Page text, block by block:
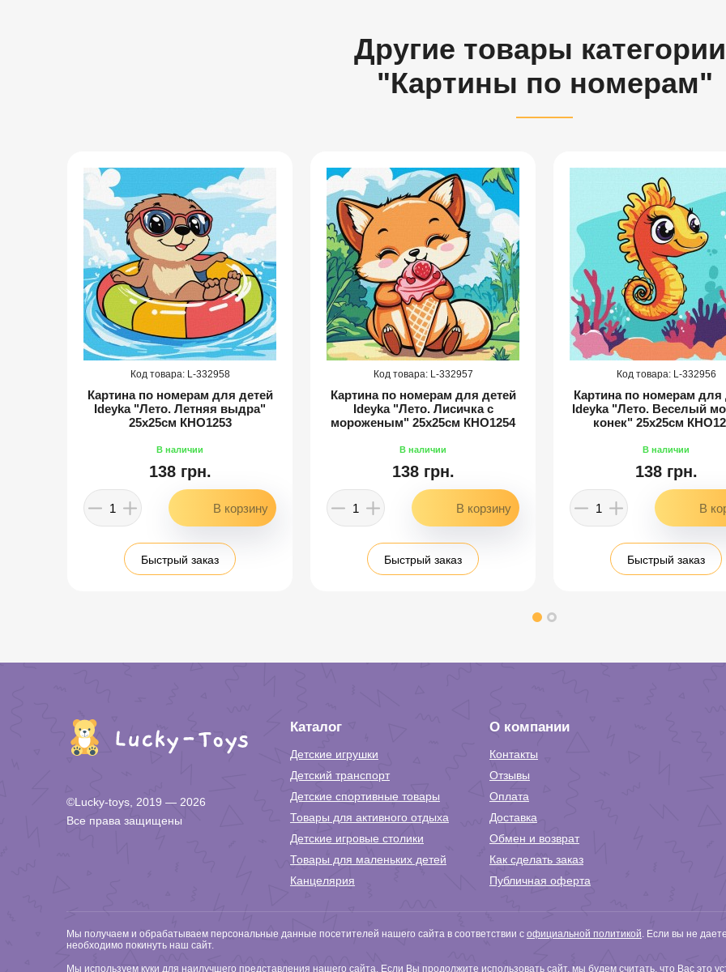
Другие товары
"Картины по номерам"
332958
Картина по номерам для детей
Ideyka "Лето. Летняя выдра"
25х25см КНО1253
138 грн.
Быстрый заказ
332957
Картина по номерам для детей
Ideyka "Лето. Лисичка с
мороженым" 25х25см КНО1254
138 грн.
Быстрый заказ
332956
Картина по номерам для
Ideyka "Лето. Веселый
конек" 25х25см
138 грн.
Быстрый заказ
©Lucky-toys, 2019 — 2026
Все права защищены
Каталог
Детские игрушки
Детский транспорт
Детские спортивные товары
Товары для активного отдыха
Детские игровые столики
Товары для маленьких детей
Канцелярия
О компании
Контакты
Отзывы
Оплата
Доставка
Обмен и возврат
Как сделать заказ
Публичная оферта
Мы получаем и обрабатываем персональные данные посетителей нашего сайта в соответствии с официальной политикой. Если вы не
необходимо покинуть наш сайт.
Мы используем куки для наилучшего представления нашего сайта. Если Вы продолжите использовать сайт, мы будем считать, что Вас это